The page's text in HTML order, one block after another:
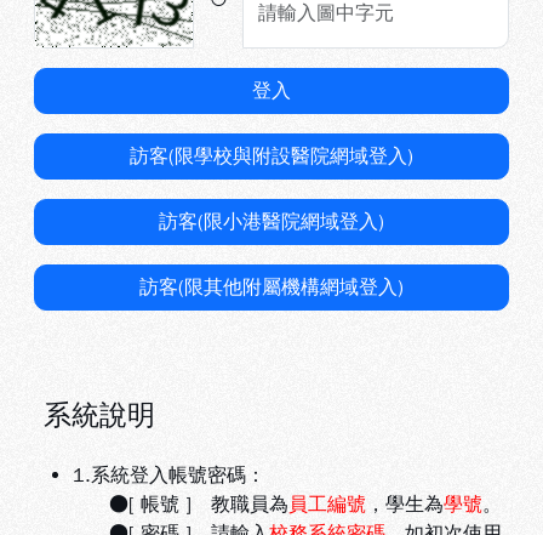
登入
訪客(限學校與附設醫院網域登入)
訪客(限小港醫院網域登入)
訪客(限其他附屬機構網域登入)
系統說明
1.系統登入帳號密碼：
●[ 帳號 ] 教職員為 員工編號 ，學生為學號。